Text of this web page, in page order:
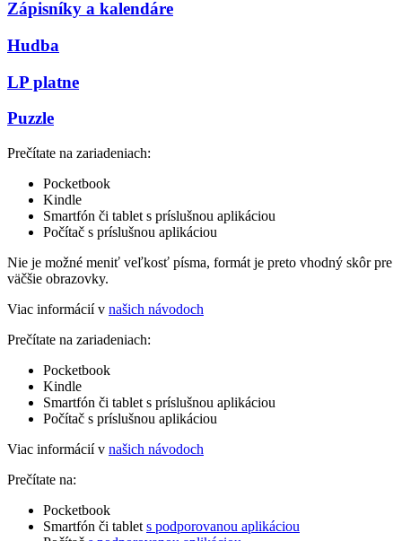
Zápisníky a kalendáre
Hudba
LP platne
Puzzle
Prečítate na zariadeniach:
Pocketbook
Kindle
Smartfón či tablet s príslušnou aplikáciou
Počítač s príslušnou aplikáciou
Nie je možné meniť veľkosť písma, formát je preto vhodný skôr pre
väčšie obrazovky.
Viac informácií v našich návodoch
Prečítate na zariadeniach:
Pocketbook
Kindle
Smartfón či tablet s príslušnou aplikáciou
Počítač s príslušnou aplikáciou
Viac informácií v našich návodoch
Prečítate na:
Pocketbook
Smartfón či tablet s podporovanou aplikáciou